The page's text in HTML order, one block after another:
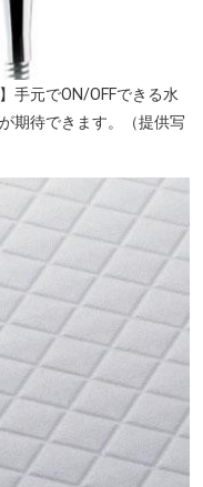
手元でON/OFFできる水
期待できます。（提供写